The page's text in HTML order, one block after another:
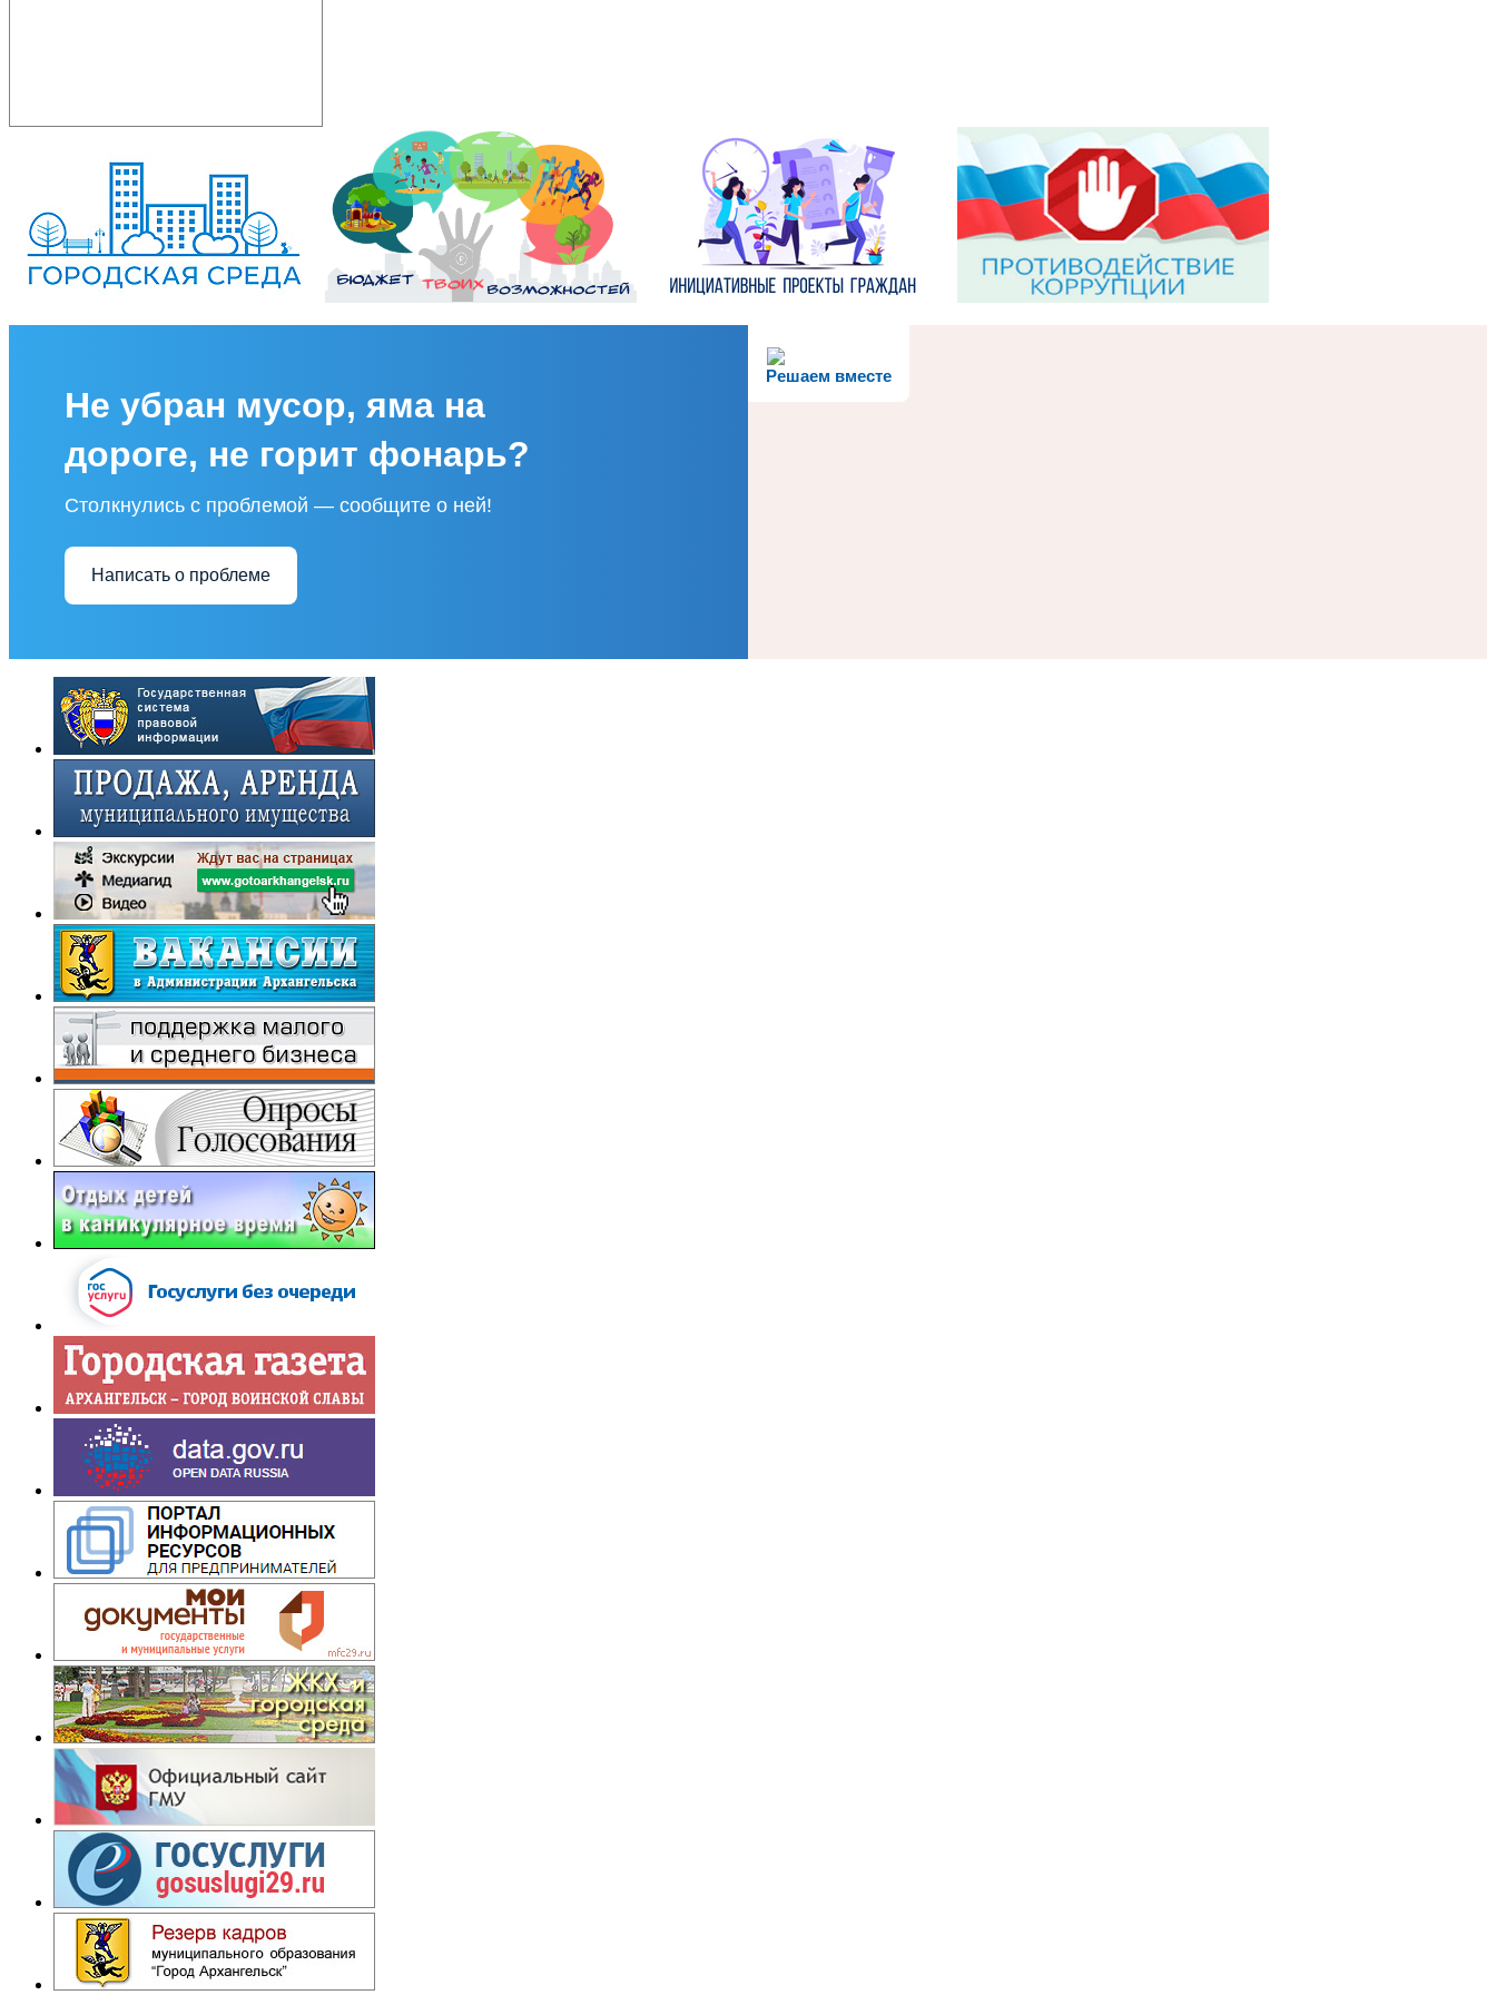
Решаем вместе
Не убран мусор, яма на
дороге, не горит фонарь?
Столкнулись с проблемой — сообщите о ней!
Написать о проблеме